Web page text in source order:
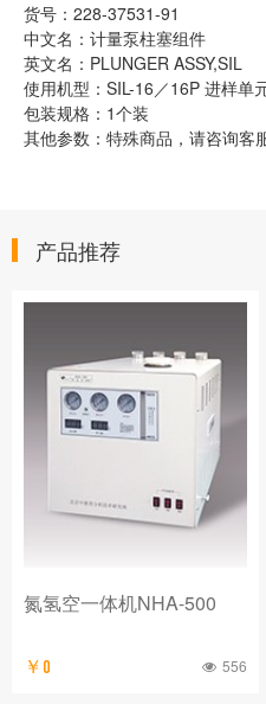
货号：228-37531-91
中文名：计量泵柱塞组件
英文名：PLUNGER ASSY,SIL
使用机型：SIL-16／16P 进样单
包装规格：1个装
其他参数：特殊商品，请咨询客
产品推荐
氮氢空一体机NHA-500
￥0 556